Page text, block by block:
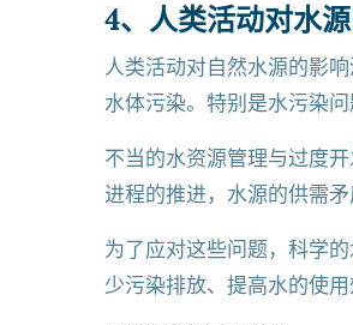
4、人类活动对水
人类活动对自然水源的影
水体污染。特别是水污染
不当的水资源管理与过度
进程的推进，水源的供需
为了应对这些问题，科学
少污染排放、提高水的使